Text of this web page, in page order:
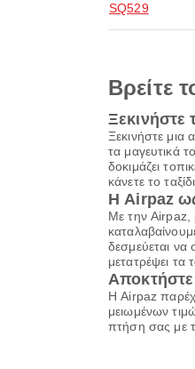
SQ529
Βρείτε
Ξεκινήστε
Ξεκινήστε μια
τα μαγευτικά
δοκιμάζει
κάνετε το
Η Airpaz ως
Με την Airpaz,
δεσμεύεται να
μετατρέψει τα
Αποκτήστε
Η Airpaz
μειωμένων
πτήση σας με